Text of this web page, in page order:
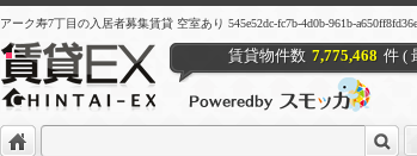
アーク寿7丁目の入居者募集賃貸 空室あり 545e52dc-fc7b-4d0b-961b-a650ff8fd36e
賃貸物件数 7,775,468 件 (